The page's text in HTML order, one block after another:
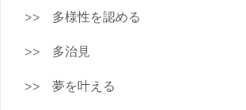
多様性を認める
多治見
夢を叶える